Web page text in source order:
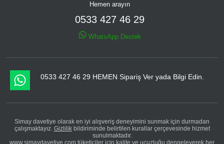
Hemen arayın
0533 427 46 29
WhatsApp Destek
0533 427 46 29 HEMEN Sipariş Ver yada Bilgi Edin.
Simay davetiye olarak en iyi alışveriş deneyimini sunmak için durmadan
çalışmaktayız. Gizlilikbildiriminde belirtilen kurallar çerçevesinde hizmet
sunulmaktadır.
www.simaydavetiye.com tüketiciler için kalite ve ucuzluğu dengeleyerek her